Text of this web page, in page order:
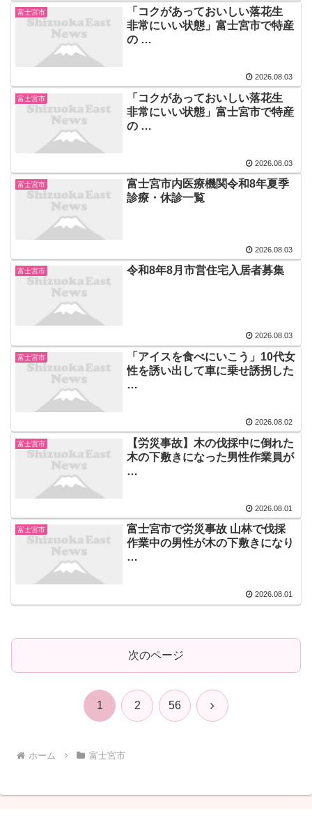
富士宮市
「コクがあっておいしい落花生
非常にいい状態」富士宮市で特産
の …
2026.08.03
富士宮市
「コクがあっておいしい落花生
非常にいい状態」富士宮市で特産
の …
2026.08.03
富士宮市
富士宮市内医療機関令和8年夏季
診療・休診一覧
2026.08.03
富士宮市 令和8年8月市営住宅入居者募集
2026.08.03
富士宮市
「アイスを食べにいこう」10代女
性を誘い出して車に乗せ誘拐した
…
2026.08.02
富士宮市
【労災事故】木の伐採中に倒れた
木の下敷きになった男性作業員が
…
2026.08.01
富士宮市
富士宮市で労災事故 山林で伐採
作業中の男性が木の下敷きになり
…
2026.08.01
次のページ
1 2 56 次
ホーム 富士宮市